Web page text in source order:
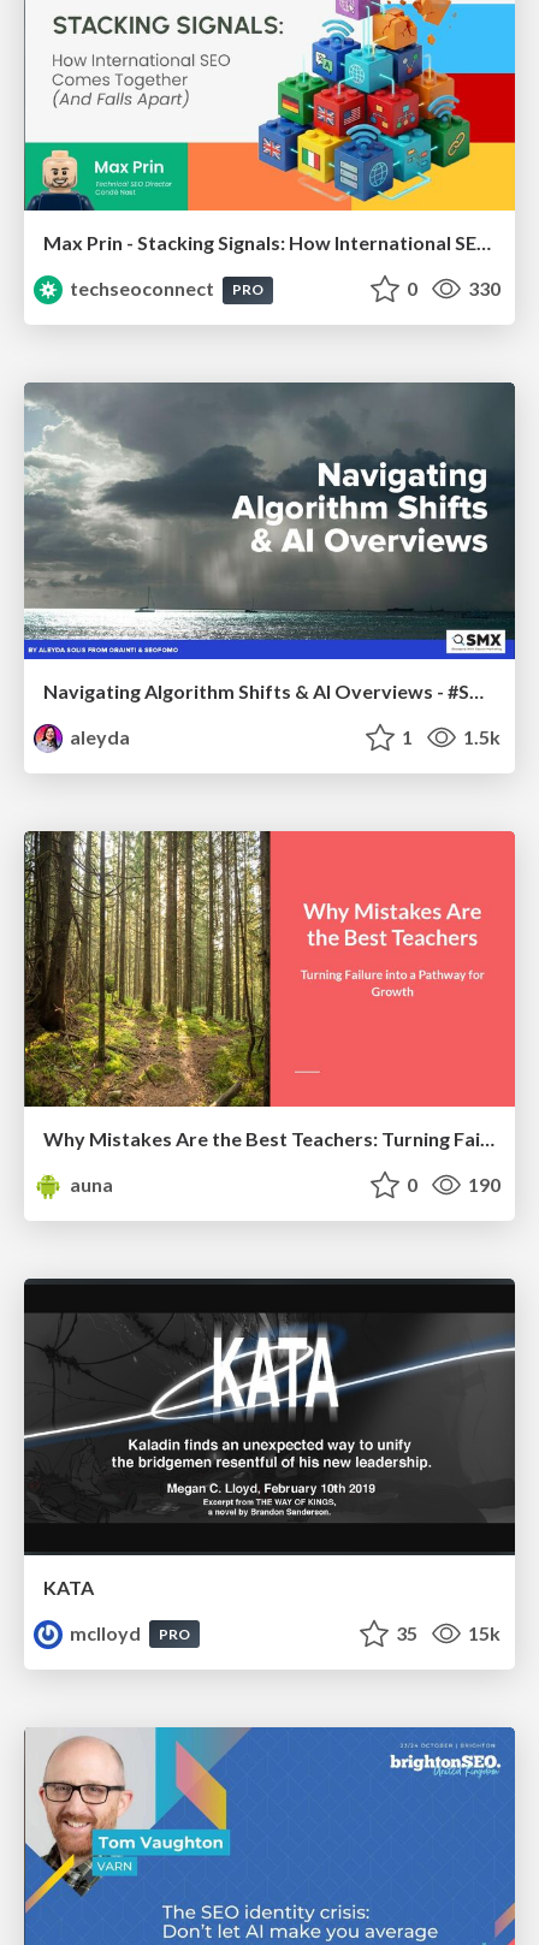
Max Prin - Stacking Signals: How International SEO Comes Together (And Falls Apart)
techseoconnect
PRO 0 330
Navigating Algorithm Shifts & AI Overviews - #SMXNext
aleyda
1 1.5k
Why Mistakes Are the Best Teachers: Turning Failure into a Pathway for Growth
auna
0 190
KATA
mclloyd
PRO 35 15k